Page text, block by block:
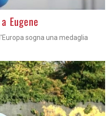
Eugene
sogna una medaglia